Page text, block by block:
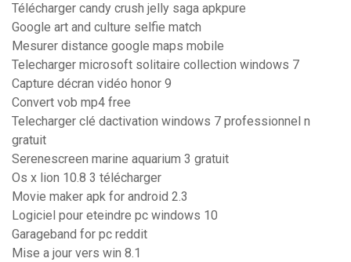
Télécharger candy crush jelly saga apkpure
Google art and culture selfie match
Mesurer distance google maps mobile
Telecharger microsoft solitaire collection windows 7
Capture décran vidéo honor 9
Convert vob mp4 free
Telecharger clé dactivation windows 7 professionnel n
gratuit
Serenescreen marine aquarium 3 gratuit
Os x lion 10.8 3 télécharger
Movie maker apk for android 2.3
Logiciel pour eteindre pc windows 10
Garageband for pc reddit
Mise a jour vers win 8.1